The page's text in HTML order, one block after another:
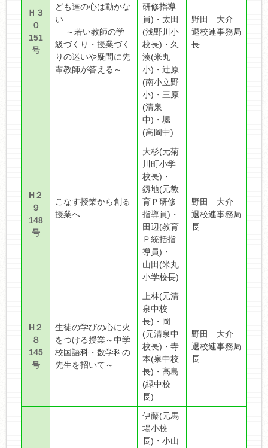
Ｈ３
０
151
号
ども達の心は動かな
い
～若い教師の学
級づくり・授業づく
りの迷いや疑問に先
輩教師が答える～
研修指導
員)・太田
(浅野川小
校長)・久
湊(米丸
小)・辻原
(南小立野
小)・三原
(清泉
中)・堀
(高岡中)
野田 大介
退校連事務局
長
H２
９
148
号
こなす授業から創る
授業へ
大杉(元菊
川町小学
校長)・
釼地(元教
育Ｐ研修
指導員)・
田辺(教育
Ｐ統括指
導員)・
山田(米丸
小学校長)
野田 大介
退校連事務局
長
H２
８
145
号
生徒の学びの心に火
をつける授業～中学
校国語科・数学科の
先生を招いて～
上林(元清
泉中校
長)・岡
(元清泉中
校長)・寺
本(泉中校
長)・高島
(緑中校
長)
野田 大介
退校連事務局
長
伊藤(元馬
場小校
長)・小山